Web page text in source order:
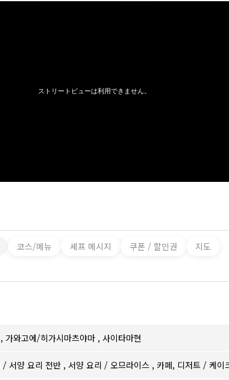
코스/메뉴 셰프 메시지 쿠폰 / 할인권
지도
, 가와고에/히가시마츠야마 , 사이타마현
/ 서양 요리 전반 , 서양 요리 / 오므라이스 , 카페, 디저트 / 케이